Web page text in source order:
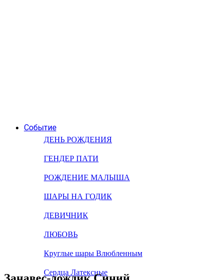
Событие
ДЕНЬ РОЖДЕНИЯ
ГЕНДЕР ПАТИ
РОЖДЕНИЕ МАЛЫША
ШАРЫ НА ГОДИК
ДЕВИЧНИК
ЛЮБОВЬ
Круглые шары Влюбленным
Сердца Латексные